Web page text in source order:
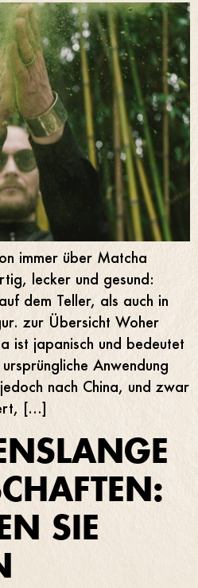
immer über Matcha
lecker und gesund:
dem Teller, als auch in
zur Übersicht Woher
ist japanisch und bedeutet
Anwendung
nach China, und zwar
[…]
SIE